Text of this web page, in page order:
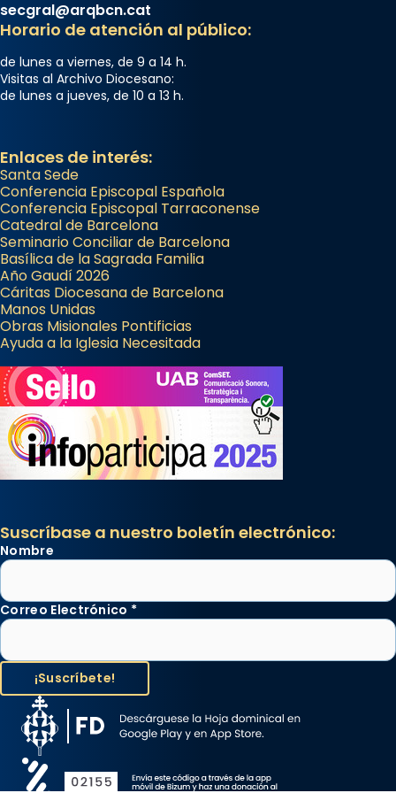
secgral@arqbcn.cat
Horario de atención al público:
de lunes a viernes, de 9 a 14 h.
Visitas al Archivo Diocesano:
de lunes a jueves, de 10 a 13 h.
Enlaces de interés:
Santa Sede
Conferencia Episcopal Española
Conferencia Episcopal Tarraconense
Catedral de Barcelona
Seminario Conciliar de Barcelona
Basílica de la Sagrada Familia
Año Gaudí 2026
Cáritas Diocesana de Barcelona
Manos Unidas
Obras Misionales Pontificias
Ayuda a la Iglesia Necesitada
Suscríbase a nuestro boletín electrónico:
Nombre
Correo Electrónico *